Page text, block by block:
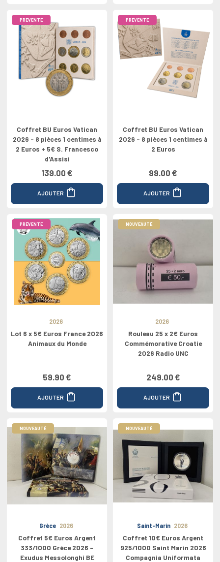
PRÉVENTE
Coffret BU Euros Vatican
2026 - 8 pièces 1 centimes à
2 Euros + 5€ S. Francesco
d'Assisi
139.00 €
AJOUTER
PRÉVENTE
Coffret BU Euros Vatican
2026 - 8 pièces 1 centimes à
2 Euros
99.00 €
AJOUTER
PRÉVENTE
2026
Lot 6 x 5€ Euros France 2026
Animaux du Monde
59.90 €
AJOUTER
NOUVEAUTÉ
2026
Rouleau 25 x 2€ Euros
Commémorative Croatie
2026 Radio UNC
249.00 €
AJOUTER
NOUVEAUTÉ
Grèce 2026
Coffret 5€ Euros Argent
333/1000 Grèce 2026 -
Exudus Messolonghi BE
NOUVEAUTÉ
Saint-Marin 2026
Coffret 10€ Euros Argent
925/1000 Saint Marin 2026
Compagnia Uniformata